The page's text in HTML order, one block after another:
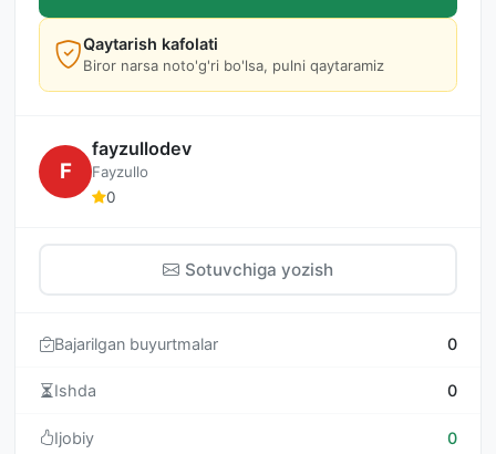
Qaytarish kafolati
Biror narsa noto'g'ri bo'lsa, pulni qaytaramiz
F
fayzullodev
Fayzullo
0
Sotuvchiga yozish
Bajarilgan buyurtmalar 0
Ishda 0
Ijobiy 0